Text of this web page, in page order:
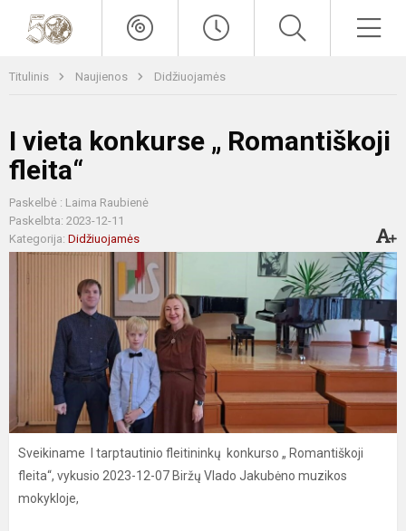
Titulinis Naujienos Didžiuojamės
I vieta konkurse „ Romantiškoji
fleita“
Paskelbė : Laima Raubienė
Paskelbta: 2023-12-11
Kategorija: Didžiuojamės
Sveikiname I tarptautinio fleitininkų konkurso „ Romantiškoji
fleita“, vykusio 2023-12-07 Biržų Vlado Jakubėno muzikos
mokykloje,